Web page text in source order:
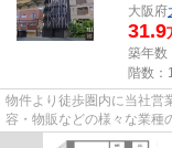
大阪府
31.9
築年数
階数：
物件より徒歩圏内に当社営
容・物販などの様々な業種
尚、弊社ではおとり広告は